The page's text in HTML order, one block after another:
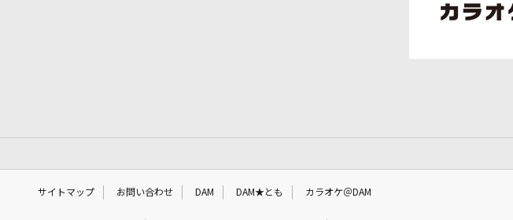
サイトマップ お問い合わせ DAM DAM★とも カラオケ＠DAM